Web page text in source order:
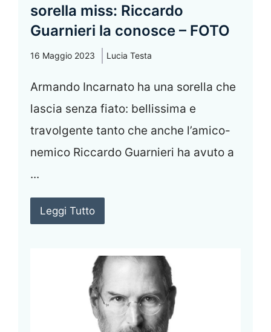
sorella miss: Riccardo
Guarnieri la conosce – FOTO
16 Maggio 2023 Lucia Testa
Armando Incarnato ha una sorella che
lascia senza fiato: bellissima e
travolgente tanto che anche l’amico-
nemico Riccardo Guarnieri ha avuto a
...
Leggi Tutto